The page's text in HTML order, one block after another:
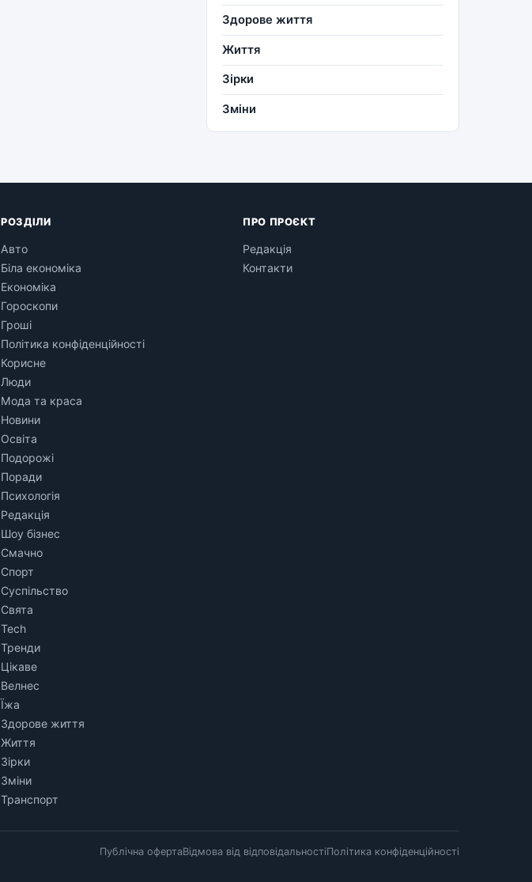
Здорове життя
Життя
Зірки
Зміни
РОЗДІЛИ
Авто
Біла економіка
Економіка
Гороскопи
Гроші
Політика конфіденційності
Корисне
Люди
Мода та краса
Новини
Освіта
Подорожі
Поради
Психологія
Редакція
Шоу бізнес
Смачно
Спорт
Суспільство
Свята
Tech
Тренди
Цікаве
Велнес
Їжа
Здорове життя
Життя
Зірки
Зміни
Транспорт
ПРО ПРОЄКТ
Редакція
Контакти
Публічна офертаВідмова від відповідальностіПолітика конфіденційності